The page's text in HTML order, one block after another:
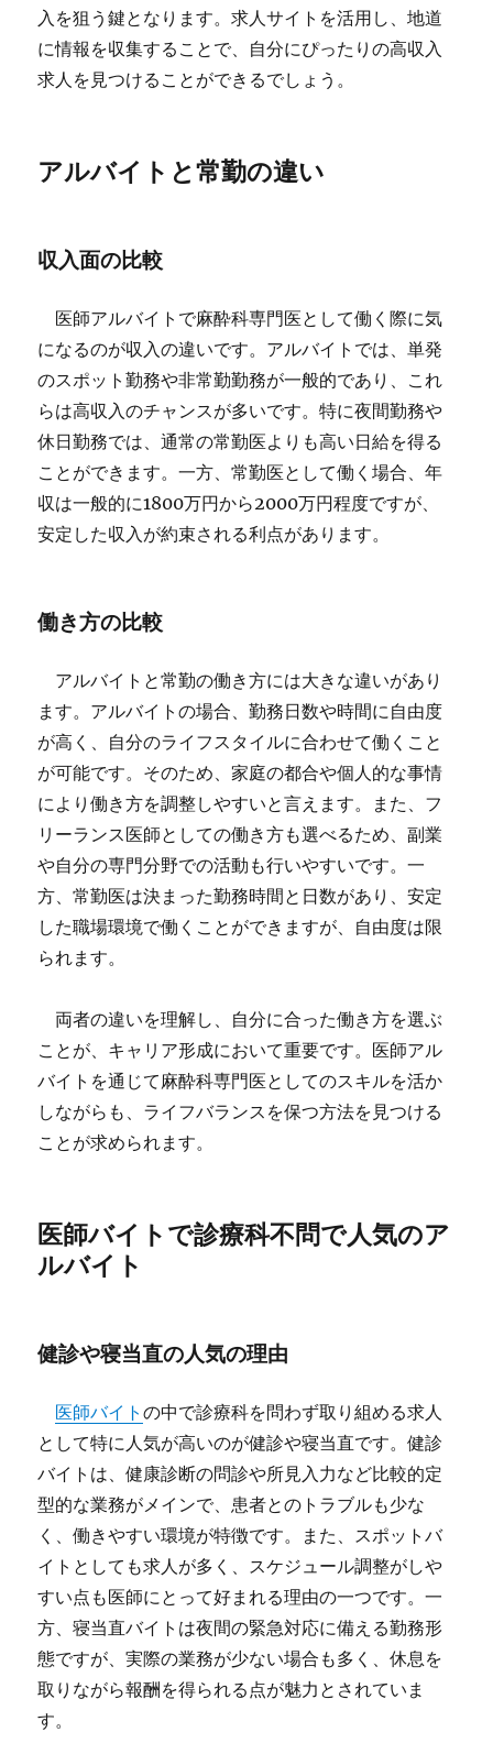
入を狙う鍵となります。求人サイトを活用し、地道
に情報を収集することで、自分にぴったりの高収入
求人を見つけることができるでしょう。
アルバイトと常勤の違い
収入面の比較
医師アルバイトで麻酔科専門医として働く際に気
になるのが収入の違いです。アルバイトでは、単発
のスポット勤務や非常勤勤務が一般的であり、これ
らは高収入のチャンスが多いです。特に夜間勤務や
休日勤務では、通常の常勤医よりも高い日給を得る
ことができます。一方、常勤医として働く場合、年
収は一般的に1800万円から2000万円程度ですが、
安定した収入が約束される利点があります。
働き方の比較
アルバイトと常勤の働き方には大きな違いがあり
ます。アルバイトの場合、勤務日数や時間に自由度
が高く、自分のライフスタイルに合わせて働くこと
が可能です。そのため、家庭の都合や個人的な事情
により働き方を調整しやすいと言えます。また、フ
リーランス医師としての働き方も選べるため、副業
や自分の専門分野での活動も行いやすいです。一
方、常勤医は決まった勤務時間と日数があり、安定
した職場環境で働くことができますが、自由度は限
られます。
両者の違いを理解し、自分に合った働き方を選ぶ
ことが、キャリア形成において重要です。医師アル
バイトを通じて麻酔科専門医としてのスキルを活か
しながらも、ライフバランスを保つ方法を見つける
ことが求められます。
医師バイトで診療科不問で人気のア
ルバイト
健診や寝当直の人気の理由
医師バイトの中で診療科を問わず取り組める求人
として特に人気が高いのが健診や寝当直です。健診
バイトは、健康診断の問診や所見入力など比較的定
型的な業務がメインで、患者とのトラブルも少な
く、働きやすい環境が特徴です。また、スポットバ
イトとしても求人が多く、スケジュール調整がしや
すい点も医師にとって好まれる理由の一つです。一
方、寝当直バイトは夜間の緊急対応に備える勤務形
態ですが、実際の業務が少ない場合も多く、休息を
取りながら報酬を得られる点が魅力とされていま
す。